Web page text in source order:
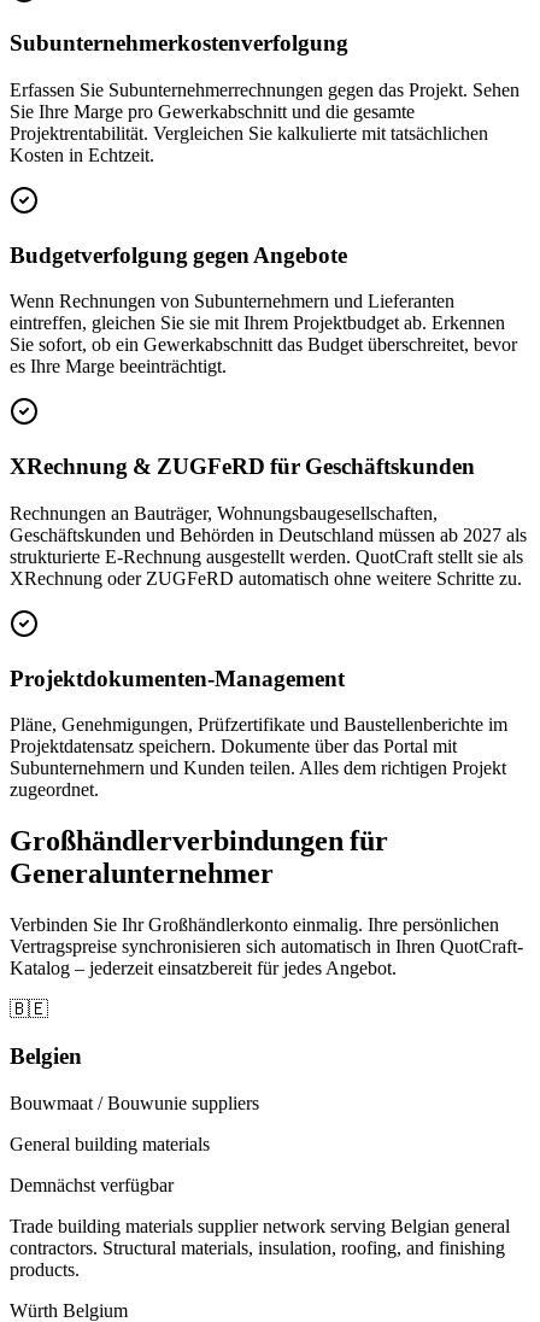
Subunternehmerkostenverfolgung
Erfassen Sie Subunternehmerrechnungen gegen das Projekt. Sehen
Sie Ihre Marge pro Gewerkabschnitt und die gesamte
Projektrentabilität. Vergleichen Sie kalkulierte mit tatsächlichen
Kosten in Echtzeit.
Budgetverfolgung gegen Angebote
Wenn Rechnungen von Subunternehmern und Lieferanten
eintreffen, gleichen Sie sie mit Ihrem Projektbudget ab. Erkennen
Sie sofort, ob ein Gewerkabschnitt das Budget überschreitet, bevor
es Ihre Marge beeinträchtigt.
XRechnung & ZUGFeRD für Geschäftskunden
Rechnungen an Bauträger, Wohnungsbaugesellschaften,
Geschäftskunden und Behörden in Deutschland müssen ab 2027 als
strukturierte E-Rechnung ausgestellt werden. QuotCraft stellt sie als
XRechnung oder ZUGFeRD automatisch ohne weitere Schritte zu.
Projektdokumenten-Management
Pläne, Genehmigungen, Prüfzertifikate und Baustellenberichte im
Projektdatensatz speichern. Dokumente über das Portal mit
Subunternehmern und Kunden teilen. Alles dem richtigen Projekt
zugeordnet.
Großhändlerverbindungen für
Generalunternehmer
Verbinden Sie Ihr Großhändlerkonto einmalig. Ihre persönlichen
Vertragspreise synchronisieren sich automatisch in Ihren QuotCraft-
Katalog – jederzeit einsatzbereit für jedes Angebot.
🇧🇪
Belgien
Bouwmaat / Bouwunie suppliers
General building materials
Demnächst verfügbar
Trade building materials supplier network serving Belgian general
contractors. Structural materials, insulation, roofing, and finishing
products.
Würth Belgium